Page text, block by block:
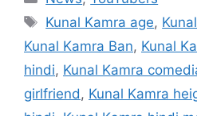
Tags
Kunal Kamra age,
Kunal Kamra Ban, Kunal
hindi, Kunal Kamra
girlfriend, Kunal Kamra